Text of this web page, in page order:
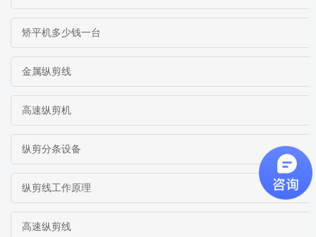
矫平机多少钱一台
金属纵剪线
高速纵剪机
纵剪分条设备
纵剪线工作原理
高速纵剪线